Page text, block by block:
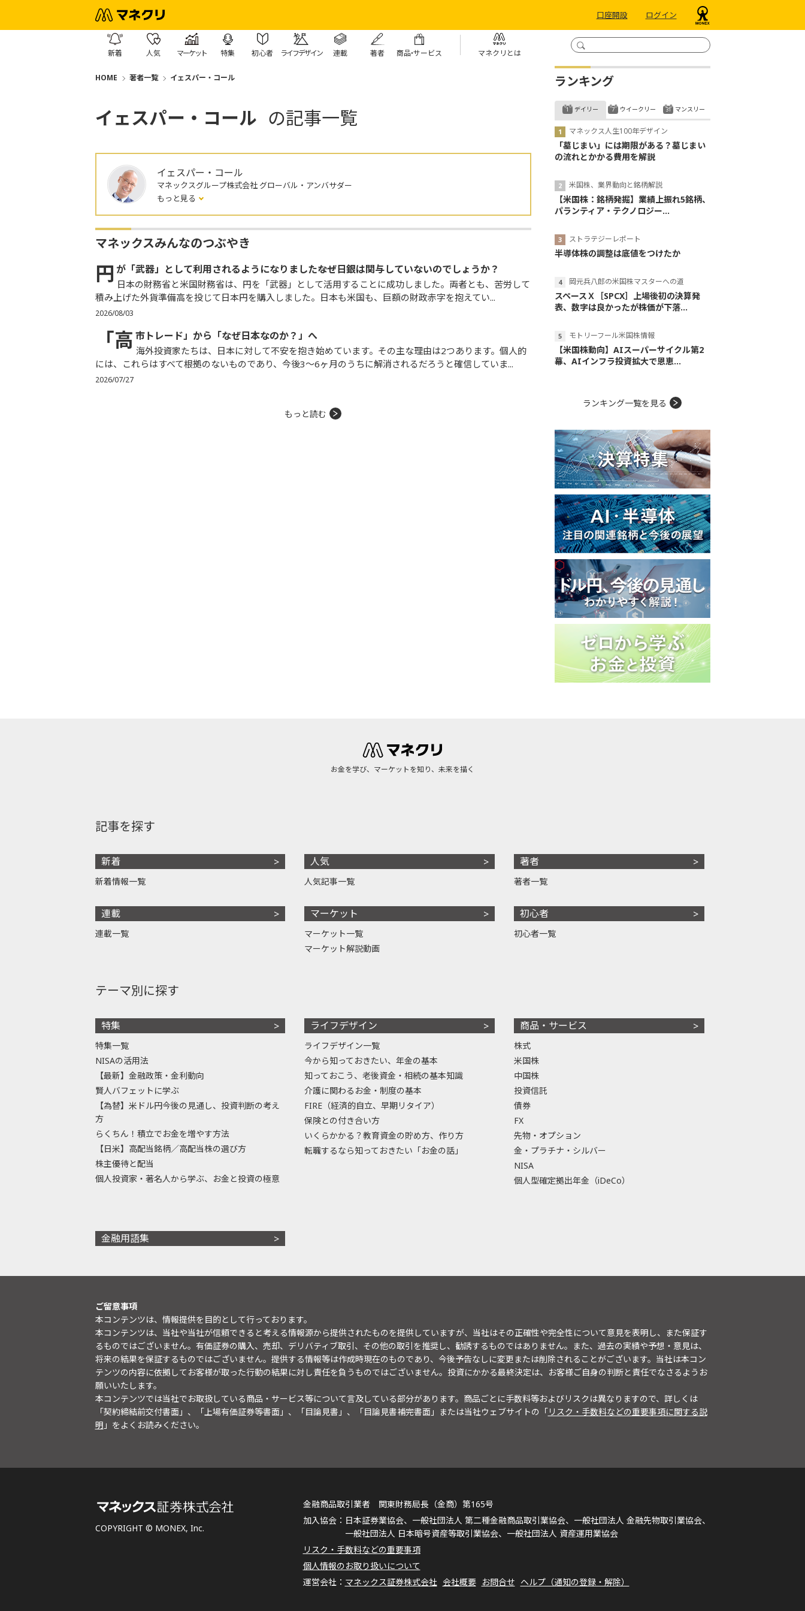
口座開設 ログイン
新着 人気 マーケット 特集 初心者 ライフデザイン 連載 著者 商品・サービス マネクリとは
HOME 著者一覧 イェスパー・コール
イェスパー・コール の記事一覧
イェスパー・コール
マネックスグループ株式会社 グローバル・アンバサダー
もっと見る
マネックスみんなのつぶやき
円 が「武器」として利用されるようになりました――なぜ日銀は関与していないのでしょうか？
日本の財務省と米国財務省は、円を「武器」として活用することに成功しました。両者とも、苦労して
積み上げた外貨準備高を投じて日本円を購入しました。日本も米国も、巨額の財政赤字を抱えてい...
2026/08/03
「高 市トレード」から「なぜ日本なのか？」へ
海外投資家たちは、日本に対して不安を抱き始めています。その主な理由は2つあります。個人的
には、これらはすべて根拠のないものであり、今後3～6ヶ月のうちに解消されるだろうと確信していま...
2026/07/27
もっと読む
ランキング
デイリー
マネックス人生100年デザイン
「墓じまい」には期限がある？墓じまい
の流れとかかる費用を解説
米国株、業界動向と銘柄解説
【米国株：銘柄発掘】業績上振れ5銘柄、
パランティア・テクノロジー...
ストラテジーレポート
半導体株の調整は底値をつけたか
岡元兵八郎の米国株マスターへの道
スペースＸ［SPCX］上場後初の決算発
表、数字は良かったが株価が下落...
モトリーフール米国株情報
【米国株動向】AIスーパーサイクル第2
幕、AIインフラ投資拡大で恩恵...
ウイークリー マンスリー
ランキング一覧を見る
お金を学び、マーケットを知り、未来を描く
記事を探す
新着
新着情報一覧
連載
連載一覧
人気
人気記事一覧
マーケット
マーケット一覧
マーケット解説動画
著者
著者一覧
初心者
初心者一覧
テーマ別に探す
特集
特集一覧
NISAの活用法
【最新】金融政策・金利動向
賢人バフェットに学ぶ
【為替】米ドル円今後の見通し、投資判断の考え
方
らくちん！積立でお金を増やす方法
【日米】高配当銘柄／高配当株の選び方
株主優待と配当
個人投資家・著名人から学ぶ、お金と投資の極意
ライフデザイン
ライフデザイン一覧
今から知っておきたい、年金の基本
知っておこう、老後資金・相続の基本知識
介護に関わるお金・制度の基本
FIRE（経済的自立、早期リタイア）
保険との付き合い方
いくらかかる？教育資金の貯め方、作り方
転職するなら知っておきたい「お金の話」
商品・サービス
株式
米国株
中国株
投資信託
債券
FX
先物・オプション
金・プラチナ・シルバー
NISA
個人型確定拠出年金（iDeCo）
金融用語集
ご留意事項
本コンテンツは、情報提供を目的として行っております。
本コンテンツは、当社や当社が信頼できると考える情報源から提供されたものを提供していますが、当社はその正確性や完全性について意見を表明し、また保証す
るものではございません。有価証券の購入、売却、デリバティブ取引、その他の取引を推奨し、勧誘するものではありません。また、過去の実績や予想・意見は、
将来の結果を保証するものではございません。提供する情報等は作成時現在のものであり、今後予告なしに変更または削除されることがございます。当社は本コン
テンツの内容に依拠してお客様が取った行動の結果に対し責任を負うものではございません。投資にかかる最終決定は、お客様ご自身の判断と責任でなさるようお
願いいたします。
本コンテンツでは当社でお取扱している商品・サービス等について言及している部分があります。商品ごとに手数料等およびリスクは異なりますので、詳しくは
「契約締結前交付書面」、「上場有価証券等書面」、「目論見書」、「目論見書補完書面」または当社ウェブサイトの「リスク・手数料などの重要事項に関する説
明 」をよくお読みください。
COPYRIGHT © MONEX, Inc.
金融商品取引業者 関東財務局長（金商）第165号
日本証券業協会、一般社団法人 第二種金融商品取引業協会、一般社団法人 金融先物取引業協会、
一般社団法人 日本暗号資産等取引業協会、一般社団法人 資産運用業協会
リスク・手数料などの重要事項
個人情報のお取り扱いについて
マネックス証券株式会社 会社概要 お問合せ ヘルプ（通知の登録・解除）